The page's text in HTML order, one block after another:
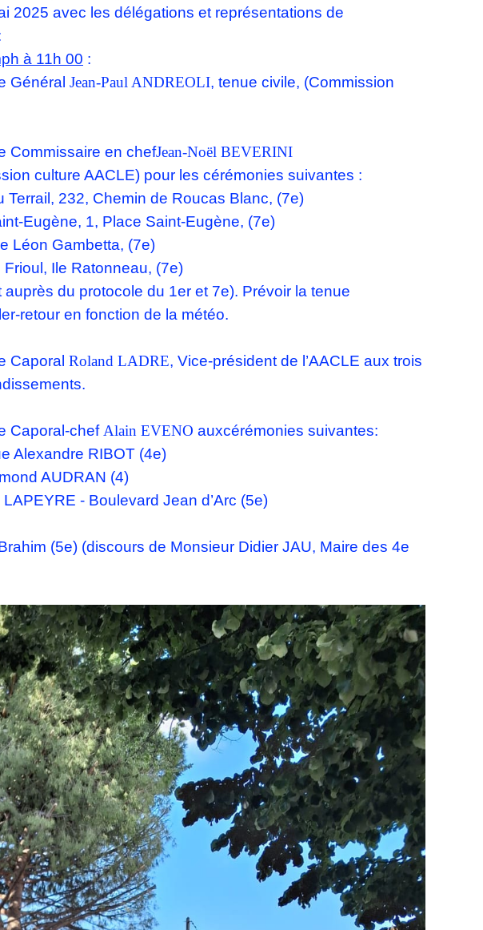
2025 avec les délégations et représentations de
à 11h 00 :
Général Jean-Paul ANDREOLI, tenue civile, (Commission
Commissaire en chefJean-Noël BEVERINI
culture AACLE) pour les cérémonies suivantes :
232, Chemin de Roucas Blanc, (7e)
Eugène, 1, Place Saint-Eugène, (7e)
Léon Gambetta, (7e)
Ile Ratonneau, (7e)
du protocole du 1er et 7e). Prévoir la tenue
retour en fonction de la météo.
Caporal Roland LADRE, Vice-président de l’AACLE aux trois
Caporal-chef Alain EVENO auxcérémonies suivantes:
Alexandre RIBOT (4e)
AUDRAN (4)
- Boulevard Jean d’Arc (5e)
(5e) (discours de Monsieur Didier JAU, Maire des 4e